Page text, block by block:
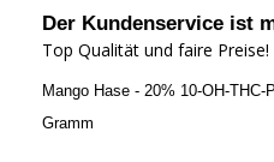
Der Kundenservice ist
Top Qualität und faire Preise!
Mango Hase - 20% 10-OH-
Gramm